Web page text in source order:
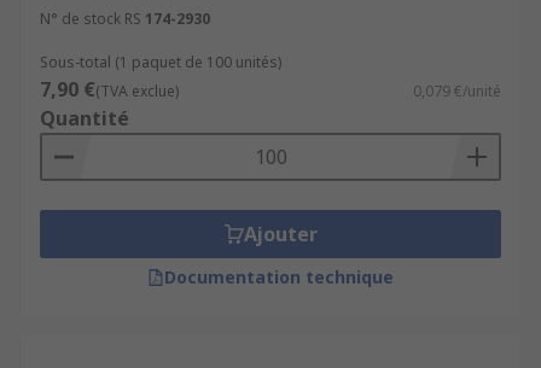
N° de stock RS 174-2930
Sous-total (1 paquet de 100 unités)
7,90 €(TVA exclue) 0,079 €/unité
Quantité
Ajouter
Documentation technique